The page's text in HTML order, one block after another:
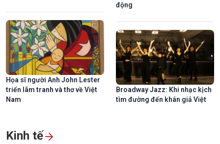
Họa sĩ người Anh John Lester
triển lãm tranh và thơ về Việt
Nam
động
Broadway Jazz: Khi nhạc kịch
tìm đường đến khán giả Việt
Kinh tế